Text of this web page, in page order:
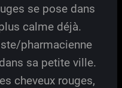
se pose dans
calme déjà.
pharmacienne
sa petite ville.
cheveux rouges,